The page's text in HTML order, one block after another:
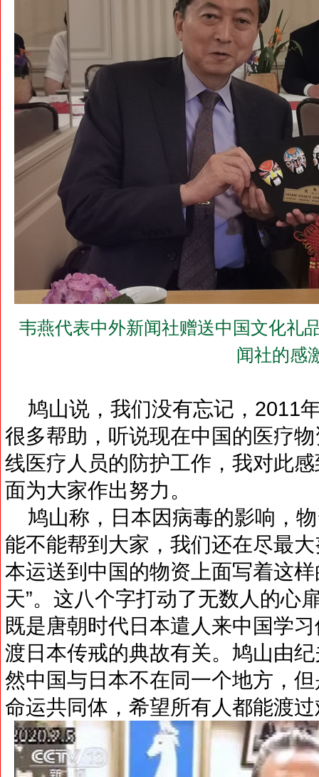
韦燕代表中外新闻社赠送中国文化礼
闻社的感
鸠山说，我们没有忘记，2011
很多帮助，听说现在中国的医疗
线医疗人员的防护工作，我对此
面为大家作出努力。
鸠山称，日本因病毒的影响，
能不能帮到大家，我们还在尽最
本运送到中国的物资上面写着这
天”。这八个字打动了无数人的心
既是唐朝时代日本遣人来中国学
渡日本传戒的典故有关。鸠山由
然中国与日本不在同一个地方，
命运共同体，希望所有人都能渡